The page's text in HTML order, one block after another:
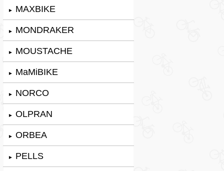
► MAXBIKE
► MONDRAKER
► MOUSTACHE
► MaMiBIKE
► NORCO
► OLPRAN
► ORBEA
► PELLS